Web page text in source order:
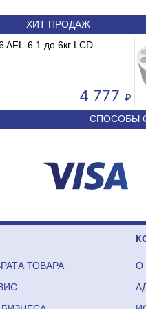
ХИТ ПРОДАЖ
ОН-10система ABASK ABK-28
СПОСОБЫ
ТОВАРА
О